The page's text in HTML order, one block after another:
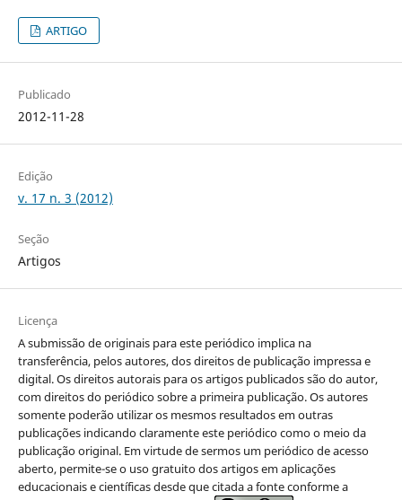
ARTIGO
Publicado
2012-11-28
Edição
v. 17 n. 3 (2012)
Seção
Artigos
Licença
A submissão de originais para este periódico implica na
transferência, pelos autores, dos direitos de publicação impressa e
digital. Os direitos autorais para os artigos publicados são do autor,
com direitos do periódico sobre a primeira publicação. Os autores
somente poderão utilizar os mesmos resultados em outras
publicações indicando claramente este periódico como o meio da
publicação original. Em virtude de sermos um periódico de acesso
aberto, permite-se o uso gratuito dos artigos em aplicações
educacionais e científicas desde que citada a fonte conforme a